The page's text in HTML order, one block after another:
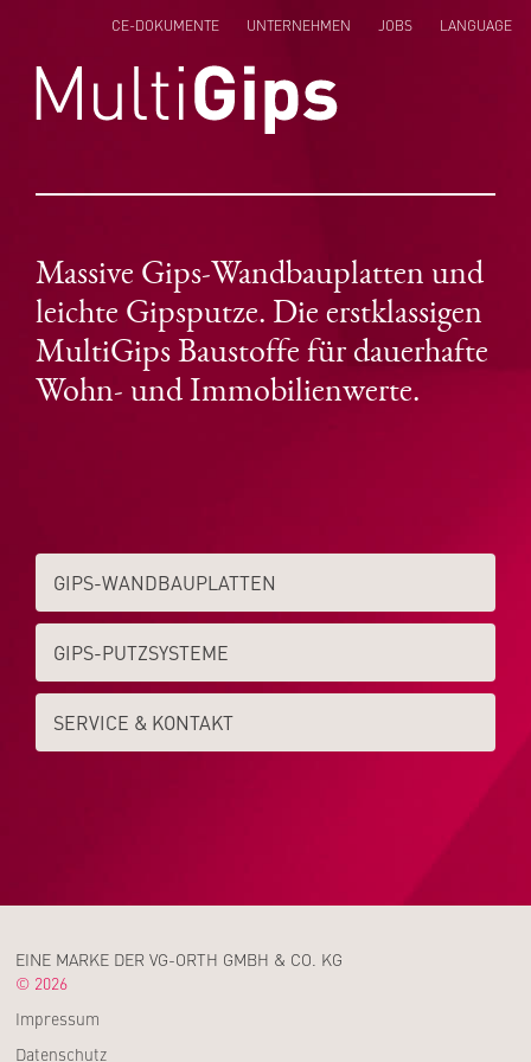
CE-DOKUMENTE UNTERNEHMEN JOBS
LANGUAGE
Massive Gips-Wandbauplatten und
leichte Gipsputze. Die erstklassigen
MultiGips Baustoffe für dauerhafte
Wohn- und Immobilienwerte.
GIPS-WAND­­BAUPLATTEN
GIPS-PUTZSYSTEME
SERVICE & KONTAKT
EINE MARKE DER VG-ORTH GMBH & CO. KG
© 2026
Impressum
Datenschutz